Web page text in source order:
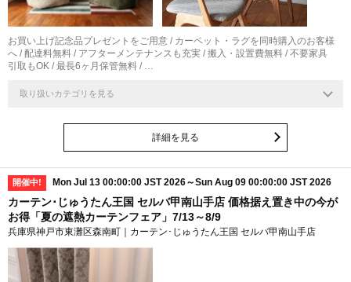
お買い上げ記念品プレゼントをご用意 / カーペット・ラグを同時購入のお客様
へ / 配達料無料 / アフターメンテナンスも充実 / 搬入・設置費無料 / 不要家具
引取もOK / 最長6ヶ月保管無料 / …
取り扱いカテゴリを見る
詳細を見る
開催中! Mon Jul 13 00:00:00 JST 2026～Sun Aug 09 00:00:00 JST 2026
カーテン･じゅうたん王国 セルバ甲南山手店 価格据え置き中の今が
お得「夏の遮熱カーテンフェア」7/13～8/9
兵庫県神戸市東灘区森南町｜カーテン･じゅうたん王国 セルバ甲南山手店